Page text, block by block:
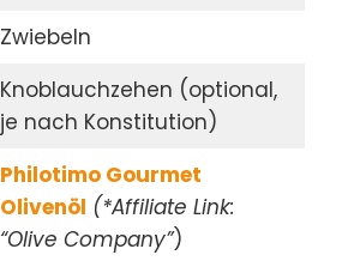
Zwiebeln
Knoblauchzehen (optional,
je nach Konstitution)
Philotimo Gourmet
Olivenöl (*Affiliate Link:
“Olive Company”)